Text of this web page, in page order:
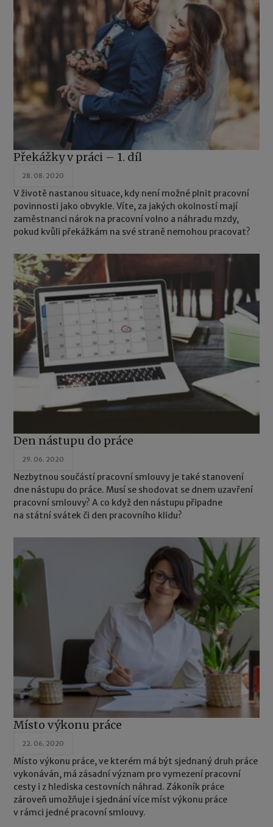
Překážky v práci – 1. díl
28. 08. 2020
V životě nastanou situace, kdy není možné plnit pracovní
povinnosti jako obvykle. Víte, za jakých okolností mají
zaměstnanci nárok na pracovní volno a náhradu mzdy,
pokud kvůli překážkám na své straně nemohou pracovat?
Den nástupu do práce
29. 06. 2020
Nezbytnou součástí pracovní smlouvy je také stanovení
dne nástupu do práce. Musí se shodovat se dnem uzavření
pracovní smlouvy? A co když den nástupu připadne
na státní svátek či den pracovního klidu?
Místo výkonu práce
22. 06. 2020
Místo výkonu práce, ve kterém má být sjednaný druh práce
vykonáván, má zásadní význam pro vymezení pracovní
cesty i z hlediska cestovních náhrad. Zákoník práce
zároveň umožňuje i sjednání více míst výkonu práce
v rámci jedné pracovní smlouvy.